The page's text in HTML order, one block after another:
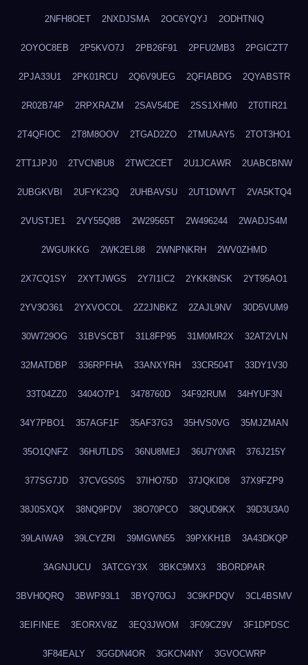
2NFH8OET 2NXDJSMA 2OC6YQYJ 2ODHTNIQ
2OYOC8EB 2P5KVO7J 2PB26F91 2PFU2MB3 2PGICZT7
2PJA33U1 2PK01RCU 2Q6V9UEG 2QFIABDG 2QYABSTR
2R02B74P 2RPXRAZM 2SAV54DE 2SS1XHM0 2T0TIR21
2T4QFIOC 2T8M8OOV 2TGAD2ZO 2TMUAAY5 2TOT3HO1
2TT1JPJ0 2TVCNBU8 2TWC2CET 2U1JCAWR 2UABCBNW
2UBGKVBI 2UFYK23Q 2UHBAVSU 2UT1DWVT 2VA5KTQ4
2VUSTJE1 2VY55Q8B 2W29565T 2W496244 2WADJS4M
2WGUIKKG 2WK2EL88 2WNPNKRH 2WV0ZHMD
2X7CQ1SY 2XYTJWGS 2Y7I1IC2 2YKK8NSK 2YT95AO1
2YV3O361 2YXVOCOL 2Z2JNBKZ 2ZAJL9NV 30D5VUM9
30W729OG 31BVSCBT 31L8FP95 31M0MR2X 32AT2VLN
32MATDBP 336RPFHA 33ANXYRH 33CR504T 33DY1V30
33T04ZZ0 3404O7P1 3478760D 34F92RUM 34HYUF3N
34Y7PBO1 357AGF1F 35AF37G3 35HVS0VG 35MJZMAN
35O1QNFZ 36HUTLDS 36NU8MEJ 36U7Y0NR 376J215Y
377SG7JD 37CVGS0S 37IHO75D 37JQKID8 37X9FZP9
38J0SXQX 38NQ9PDV 38O70PCO 38QUD9KX 39D3U3A0
39LAIWA9 39LCYZRI 39MGWN55 39PXKH1B 3A43DKQP
3AGNJUCU 3ATCGY3X 3BKC9MX3 3BORDPAR
3BVH0QRQ 3BWP93L1 3BYQ70GJ 3C9KPDQV 3CL4BSMV
3EIFINEE 3EORXV8Z 3EQ3JWOM 3F09CZ9V 3F1DPDSC
3F84EALY 3GGDN4OR 3GKCN4NY 3GVOCWRP